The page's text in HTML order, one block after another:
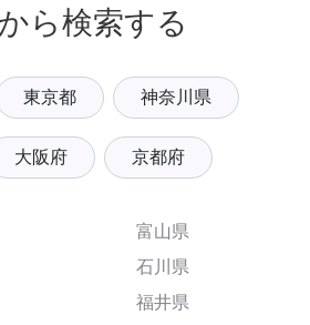
ら検索する
東京都 神奈川県
大阪府 京都府
富山県
石川県
福井県